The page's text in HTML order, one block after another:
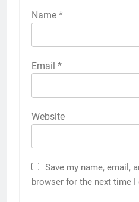
Name *
Email *
Website
Save my name, email,
browser for the next time I